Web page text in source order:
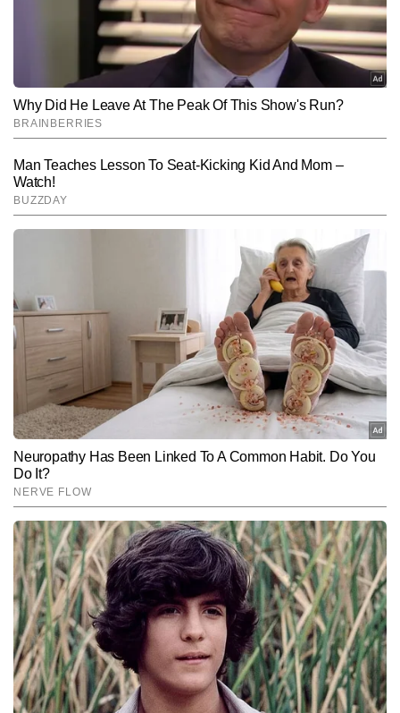
डिजिटल न्यूजरूम के रफ्तार भरे माहौल में वे हर खबर को सटीक एंगल, आसान भाषा
और उपयोगी जानकारी के साथ पेश करने पर फोकस करते हैं और अबतक 2,000
से अधिक खबरें लिख चुके हैं।
Subscribe to our daily Newsletter!